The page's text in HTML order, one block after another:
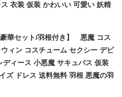
衣装 仮装 かわいい 可愛い 妖精
魔の羽 耳 S M L XL ブラック 黒
華セット/羽根付き】 悪魔 コス
ィン コスチューム セクシー デビ
ディース 小悪魔 サキュバス 仮装
ズ ドレス 送料無料 羽根 悪魔の羽
女性 パーティー イベント 文化祭